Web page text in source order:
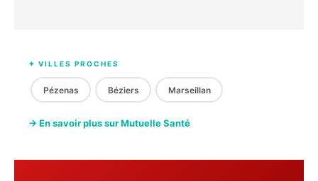
✦ VILLES PROCHES
Pézenas Béziers Marseillan
→ En savoir plus sur Mutuelle Santé